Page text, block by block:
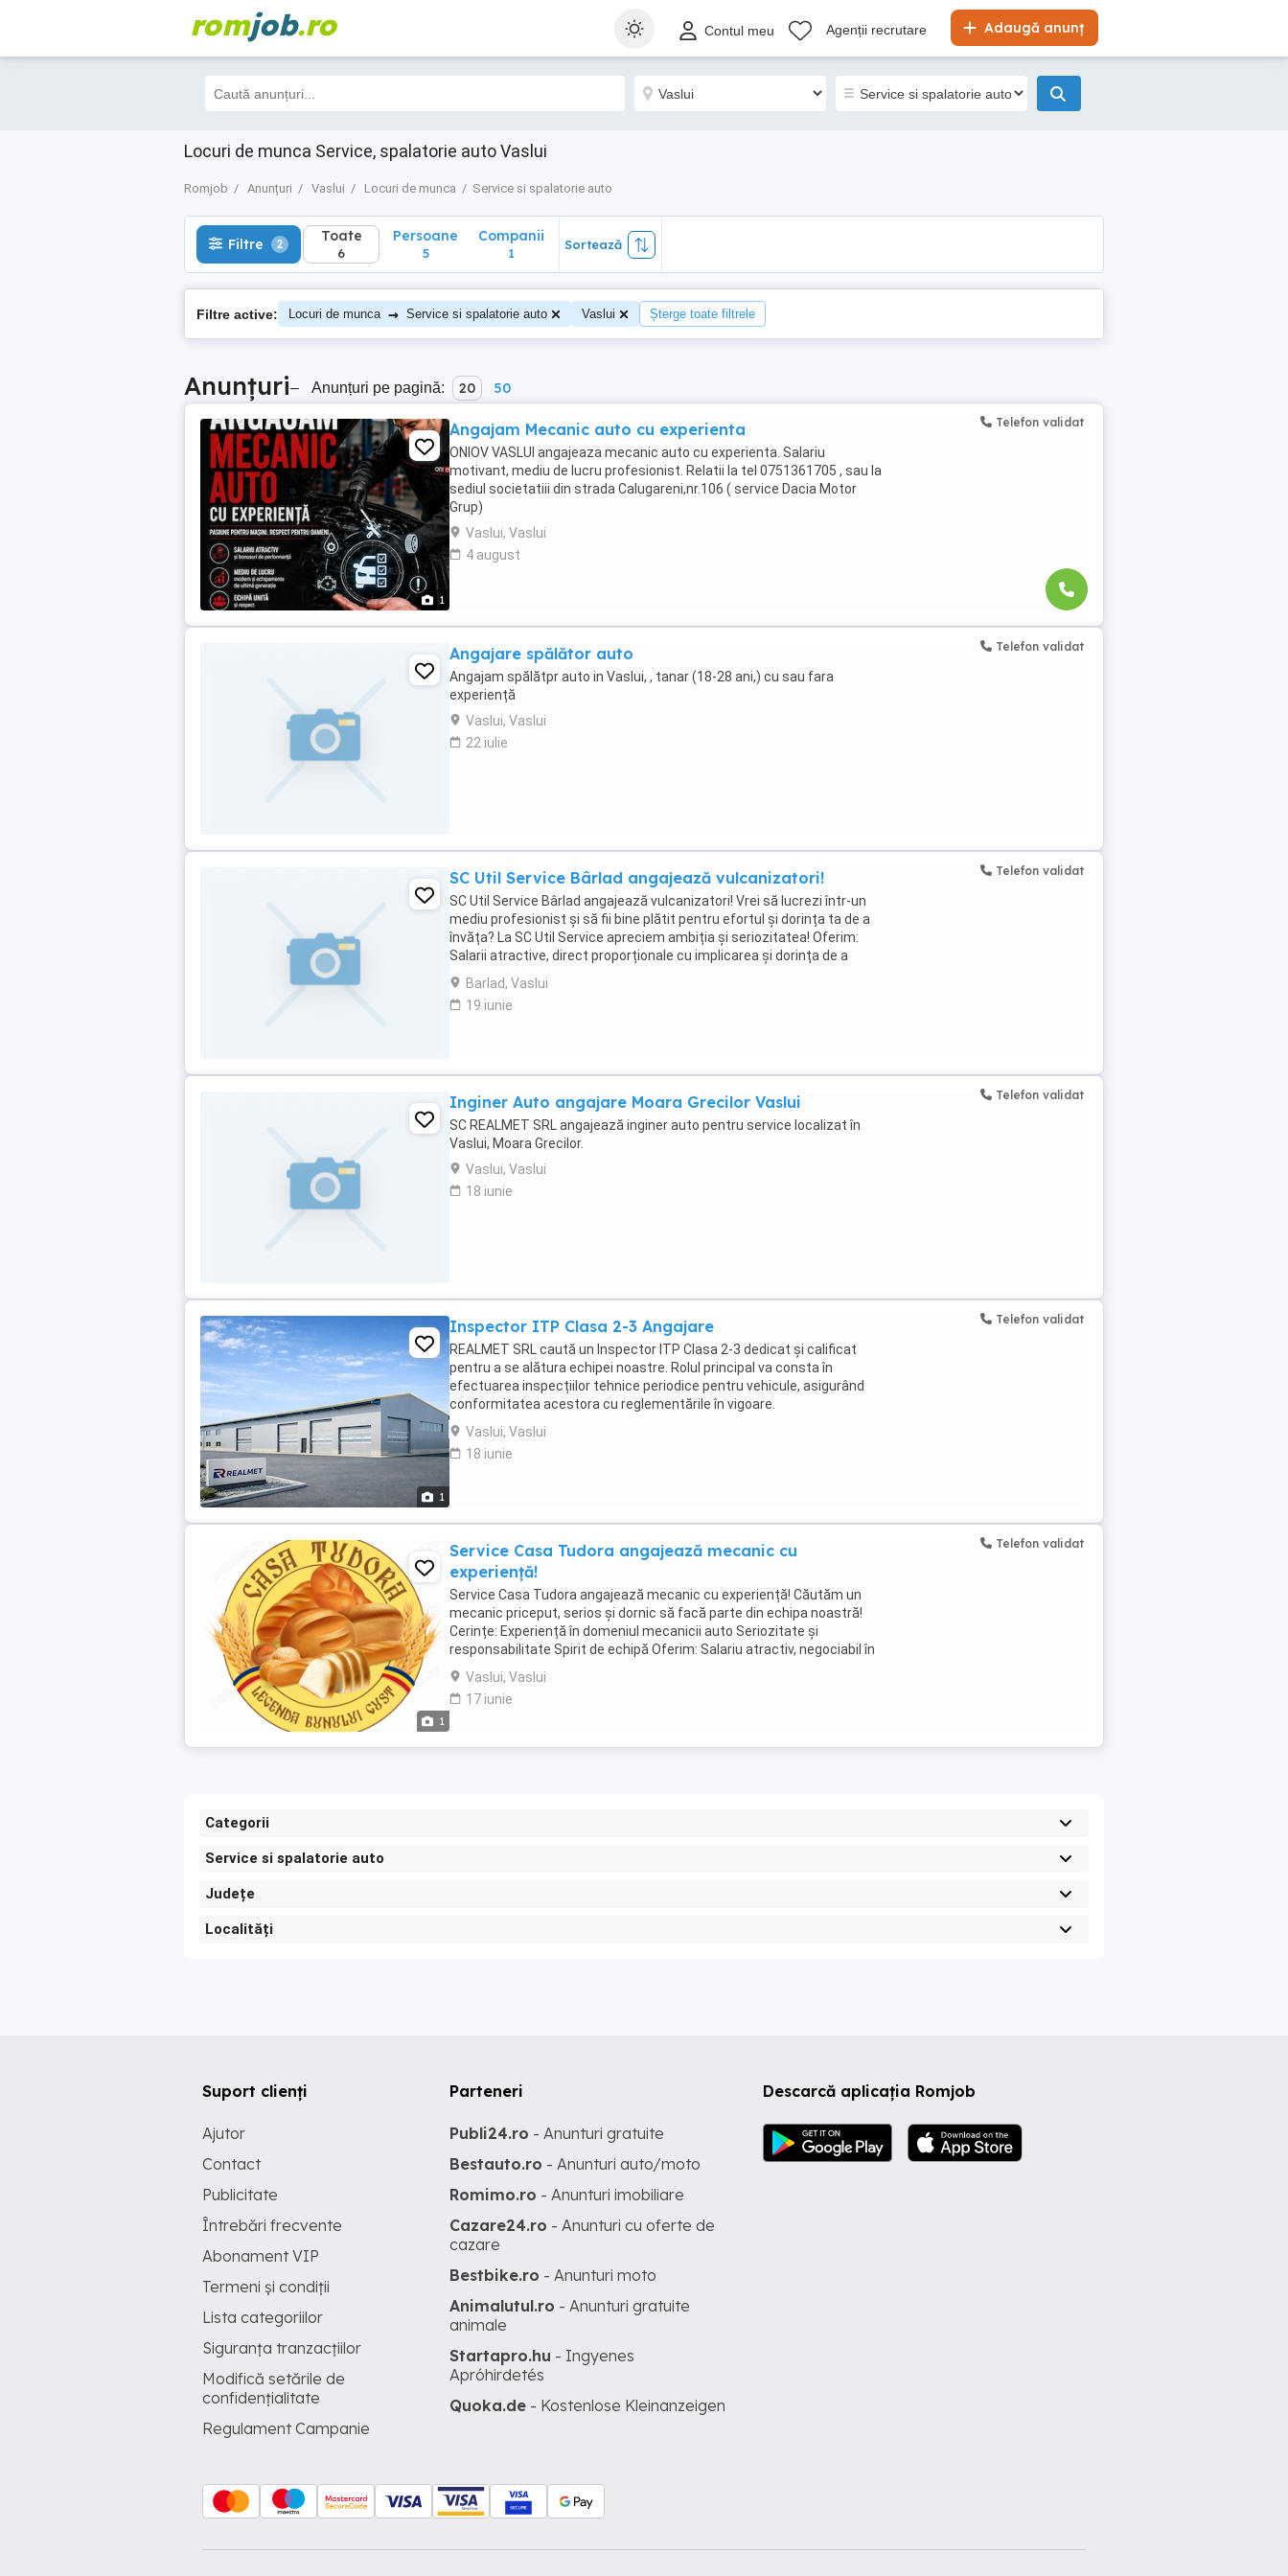
romjob.ro Adaugă anunț
Contul meu Agenții recrutare
Locuri de munca Service, spalatorie auto Vaslui
Romjob Anunțuri Vaslui Locuri de munca Service si spalatorie auto
Filtre 2 Toate
6
Filtre 2 Toate
6
Persoane
5
Companii
1
Sortează
Filtre active: Locuri de munca → Service si spalatorie auto Vaslui Șterge toate filtrele
Anunțuri– Anunțuri pe pagină: 20 50
1
Angajam Mecanic auto cu experienta
ONIOV VASLUI angajeaza mecanic auto cu experienta. Salariu
motivant, mediu de lucru profesionist. Relatii la tel 0751361705 , sau la
sediul societatiii din strada Calugareni,nr.106 ( service Dacia Motor
Grup)
Vaslui, Vaslui
4 august
Telefon validat
Angajare spălător auto
Angajam spălătpr auto in Vaslui, , tanar (18-28 ani,) cu sau fara
experiență
Vaslui, Vaslui
22 iulie
Telefon validat
SC Util Service Bârlad angajează vulcanizatori!
SC Util Service Bârlad angajează vulcanizatori! Vrei să lucrezi într-un
mediu profesionist și să fii bine plătit pentru efortul și dorința ta de a
învăța? La SC Util Service apreciem ambiția și seriozitatea! Oferim:
Salarii atractive, direct proporționale cu implicarea și dorința de a
învăța ...
Barlad, Vaslui
19 iunie
Telefon validat
Inginer Auto angajare Moara Grecilor Vaslui
SC REALMET SRL angajează inginer auto pentru service localizat în
Vaslui, Moara Grecilor.
Vaslui, Vaslui
18 iunie
Telefon validat
1
Inspector ITP Clasa 2-3 Angajare
REALMET SRL caută un Inspector ITP Clasa 2-3 dedicat și calificat
pentru a se alătura echipei noastre. Rolul principal va consta în
efectuarea inspecțiilor tehnice periodice pentru vehicule, asigurând
conformitatea acestora cu reglementările în vigoare.
**Responsabilități:** * Efectuarea inspecțiilor ...
Vaslui, Vaslui
18 iunie
Telefon validat
1
Service Casa Tudora angajează mecanic cu
experiență!
Service Casa Tudora angajează mecanic cu experiență! Căutăm un
mecanic priceput, serios și dornic să facă parte din echipa noastră!
Cerințe: Experiență în domeniul mecanicii auto Seriozitate și
responsabilitate Spirit de echipă Oferim: Salariu atractiv, negociabil în
funcție de experiență Program ...
Vaslui, Vaslui
17 iunie
Telefon validat
Categorii
Service si spalatorie auto
Județe
Localități
Descarcă aplicația Romjob
Suport clienți
Ajutor
Contact
Publicitate
Întrebări frecvente
Abonament VIP
Termeni și condiții
Lista categoriilor
Siguranța tranzacțiilor
Modifică setările de
confidențialitate
Regulament Campanie
Parteneri
Publi24.ro - Anunturi gratuite
Bestauto.ro - Anunturi auto/moto
Romimo.ro - Anunturi imobiliare
Cazare24.ro - Anunturi cu oferte de
cazare
Bestbike.ro - Anunturi moto
Animalutul.ro - Anunturi gratuite
animale
Startapro.hu - Ingyenes
Apróhirdetés
Quoka.de - Kostenlose Kleinanzeigen